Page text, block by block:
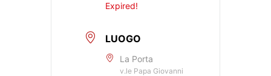
Expired!
LUOGO
La Porta
v.le Papa Giovanni